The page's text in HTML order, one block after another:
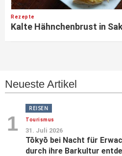
Rezepte
Kalte Hähnchenbrust in
Neueste Artikel
1
REISEN
Tourismus
31. Juli 2026
Tōkyō bei Nacht für
durch ihre Barkultur